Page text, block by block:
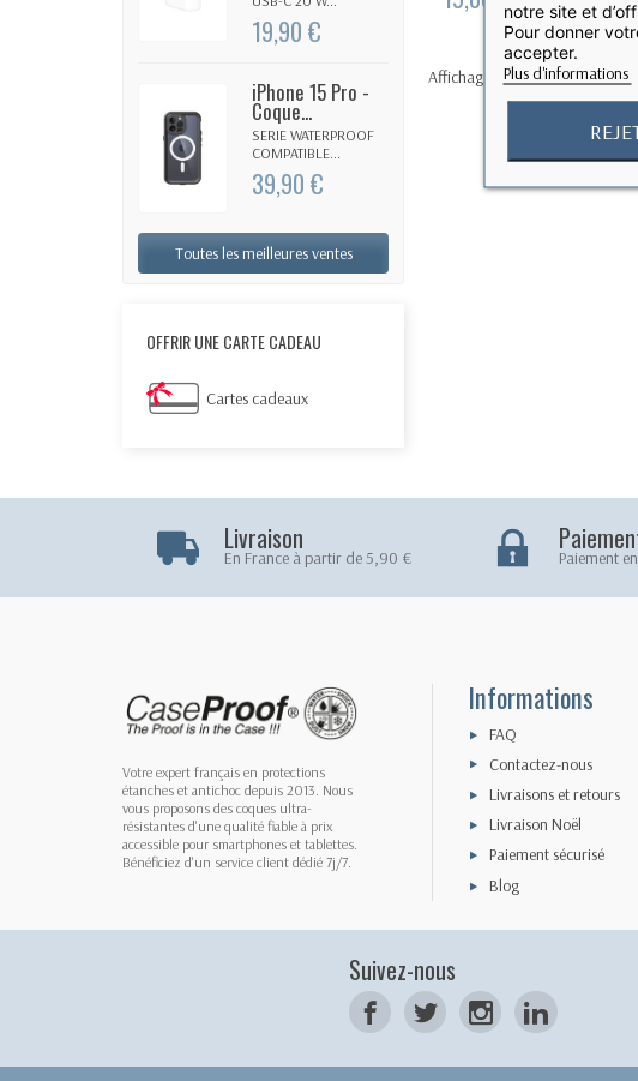
19,90 €
iPhone 15 Pro -
Coque...
SERIE WATERPROOF
COMPATIBLE...
39,90 €
Toutes les meilleures ventes
OFFRIR UNE CARTE CADEAU
Cartes cadeaux
Affichage 1-1 de 1 article(s)
Livraison
En France à partir de 5,90 € Paiement
Votre expert français en protections
étanches et antichoc depuis 2013. Nous
vous proposons des coques ultra-
résistantes d'une qualité fiable à prix
accessible pour smartphones et tablettes.
Bénéficiez d'un service client dédié 7j/7.
Informations
FAQ
Contactez-nous
Livraisons et retours
Livraison Noël
Paiement sécurisé
Blog
notre site et
Pour donner
accepter.
Plus d'informations
Suivez-nous